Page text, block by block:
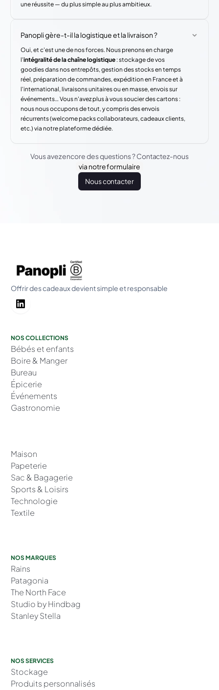
une réussite — du plus simple au plus ambitieux.
Panopli gère-t-il la logistique et la livraison ?
Oui, et c'est une de nos forces. Nous prenons en charge
l'intégralité de la chaîne logistique : stockage de vos
goodies dans nos entrepôts, gestion des stocks en temps
réel, préparation de commandes, expédition en France et à
l'international, livraisons unitaires ou en masse, envois sur
événements… Vous n'avez plus à vous soucier des cartons :
nous nous occupons de tout, y compris des envois
récurrents (welcome packs collaborateurs, cadeaux clients,
etc.) via notre plateforme dédiée.
Vous avez encore des questions ? Contactez-nous
via notre formulaire
Nous contacter
Offrir des cadeaux devient simple et responsable
NOS COLLECTIONS
Bébés et enfants
Boire & Manger
Bureau
Épicerie
Événements
Gastronomie
Maison
Papeterie
Sac & Bagagerie
Sports & Loisirs
Technologie
Textile
NOS MARQUES
Rains
Patagonia
The North Face
Studio by Hindbag
Stanley Stella
NOS SERVICES
Stockage
Produits personnalisés